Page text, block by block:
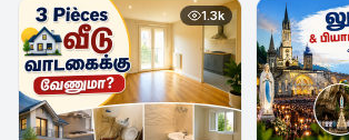
1.3k